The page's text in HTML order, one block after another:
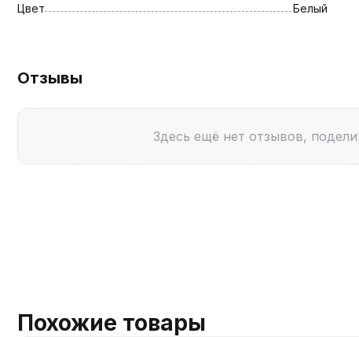
Цвет
Белый
Отзывы
Здесь ещё нет отзывов,
Похожие товары